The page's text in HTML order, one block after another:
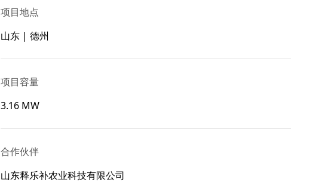
项目地点
山东 | 德州
项目容量
3.16 MW
合作伙伴
山东释乐补农业科技有限公司